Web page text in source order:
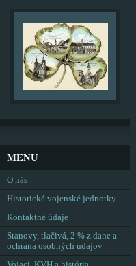
MENU
O nás
Historické vojenské jednotky
Kontaktné údaje
Stanovy, tlačivá, 2 % z dane a
ochrana osobných údajov